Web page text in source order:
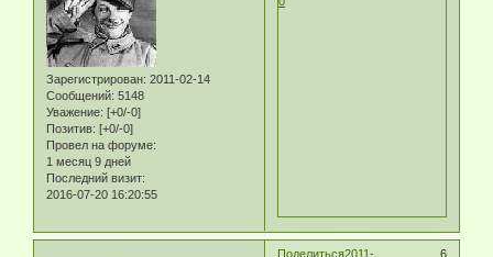
Зарегистрирован: 2011-02-14
Сообщений: 5148
Уважение: [+0/-0]
Позитив: [+0/-0]
Провел на форуме:
1 месяц 9 дней
Последний визит:
2016-07-20 16:20:55
Поделиться 6
2011-